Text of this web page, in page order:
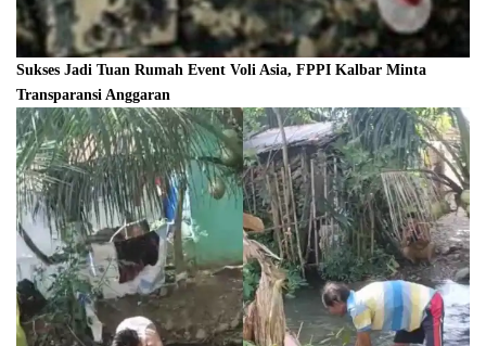
Sukses Jadi Tuan Rumah Event Voli Asia, FPPI Kalbar Minta
Transparansi Anggaran